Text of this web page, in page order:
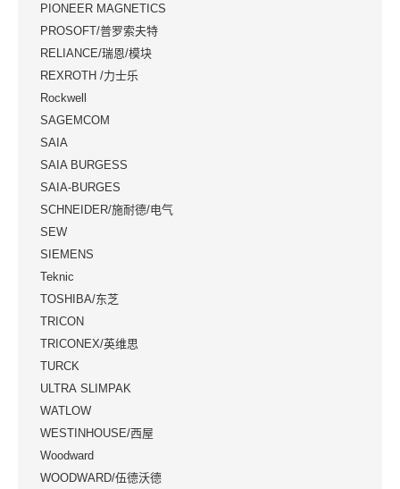
PIONEER MAGNETICS
PROSOFT/普罗索夫特
RELIANCE/瑞恩/模块
REXROTH /力士乐
Rockwell
SAGEMCOM
SAIA
SAIA BURGESS
SAIA-BURGES
SCHNEIDER/施耐德/电气
SEW
SIEMENS
Teknic
TOSHIBA/东芝
TRICON
TRICONEX/英维思
TURCK
ULTRA SLIMPAK
WATLOW
WESTINHOUSE/西屋
Woodward
WOODWARD/伍德沃德